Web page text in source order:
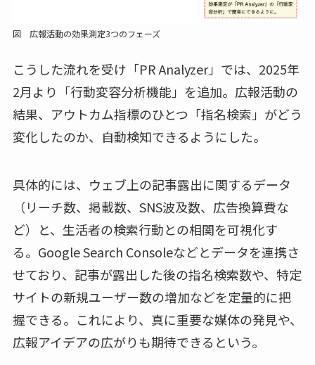
図 広報活動の効果測定3つのフェーズ
こうした流れを受け「PR Analyzer」では、2025年
2月より「行動変容分析機能」を追加。広報活動の
結果、アウトカム指標のひとつ「指名検索」がどう
変化したのか、自動検知できるようにした。
具体的には、ウェブ上の記事露出に関するデータ
（リーチ数、掲載数、SNS波及数、広告換算費な
ど）と、生活者の検索行動との相関を可視化す
る。Google Search Consoleなどとデータを連携さ
せており、記事が露出した後の指名検索数や、特定
サイトの新規ユーザー数の増加などを定量的に把
握できる。これにより、真に重要な媒体の発見や、
広報アイデアの広がりも期待できるという。